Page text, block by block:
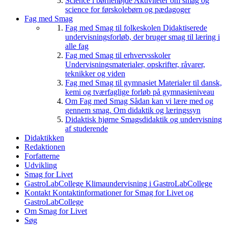
science for førskolebørn og pædagoger
Fag med Smag
Fag med Smag til folkeskolen Didaktiserede
undervisningsforløb, der bruger smag til læring i
alle fag
Fag med Smag til erhvervsskoler
Undervisningsmaterialer, opskrifter, råvarer,
teknikker og viden
Fag med Smag til gymnasiet Materialer til dansk,
kemi og tværfaglige forløb på gymnasieniveau
Om Fag med Smag Sådan kan vi lære med og
gennem smag. Om didaktik og læringssyn
Didaktisk hjørne Smagsdidaktik og undervisning
af studerende
Didaktikken
Redaktionen
Forfatterne
Udvikling
Smag for Livet
GastroLabCollege Klimaundervisning i GastroLabCollege
Kontakt Kontaktinformationer for Smag for Livet og
GastroLabCollege
Om Smag for Livet
Søg